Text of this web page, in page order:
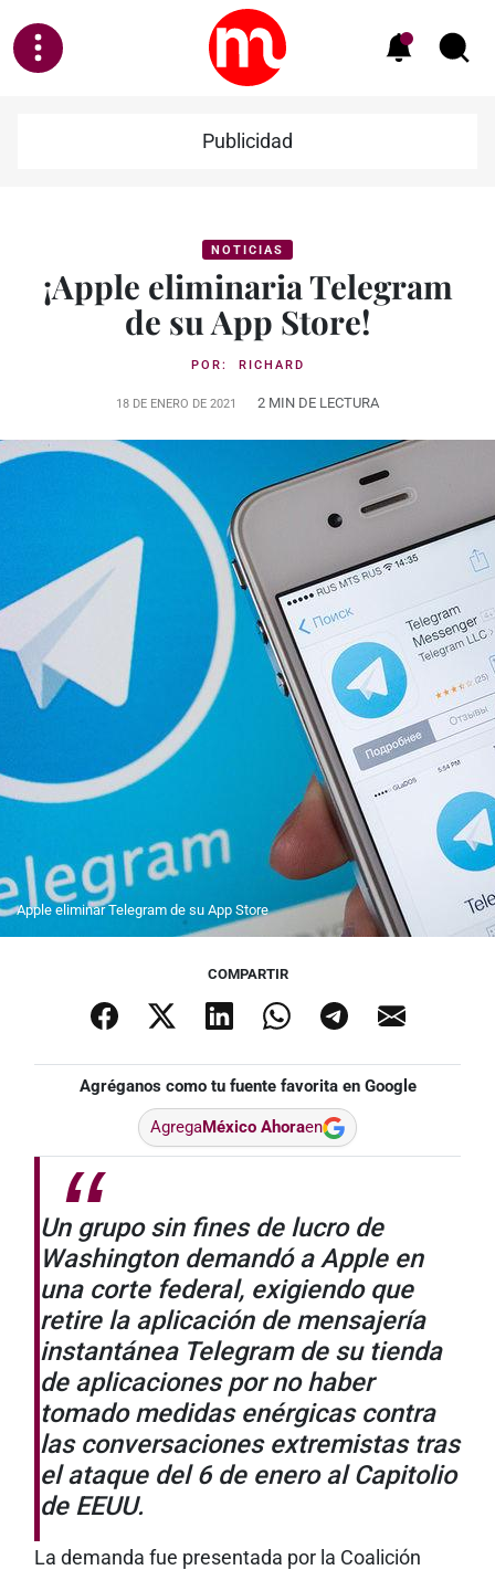
Publicidad
NOTICIAS
¡Apple eliminaria Telegram
de su App Store!
POR: RICHARD
18 DE ENERO DE 2021 2 MIN DE LECTURA
Apple eliminar Telegram de su App Store
COMPARTIR
Agréganos como tu fuente favorita en Google
AgregaMéxico Ahoraen
Un grupo sin fines de lucro de
Washington demandó a Apple en
una corte federal, exigiendo que
retire la aplicación de mensajería
instantánea Telegram de su tienda
de aplicaciones por no haber
tomado medidas enérgicas contra
las conversaciones extremistas tras
el ataque del 6 de enero al Capitolio
de EEUU.
La demanda fue presentada por la Coalición